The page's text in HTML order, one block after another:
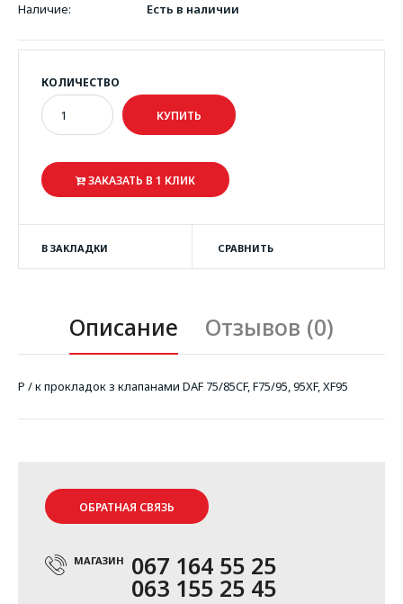
Наличие:
Есть в наличии
КОЛИЧЕСТВО
ЗАКАЗАТЬ В 1 КЛИК
В ЗАКЛАДКИ СРАВНИТЬ
Описание Отзывов (0)
Р / к прокладок з клапанами DAF 75/85CF, F75/95, 95XF, XF95
ОБРАТНАЯ СВЯЗЬ
МАГАЗИН 067 164 55 25
063 155 25 45